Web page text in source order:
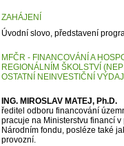
ZAHÁJENÍ
Úvodní slovo, představení
MFČR - FINANCOVÁNÍ A
REGIONÁLNÍM ŠKOLSTVÍ
OSTATNÍ
NEINVESTIČNÍ
ING. MIROSLAV MATEJ, Ph.D.
ředitel odboru financování
pracuje na Ministerstvu financí
Národním fondu, posléze také
provozní.